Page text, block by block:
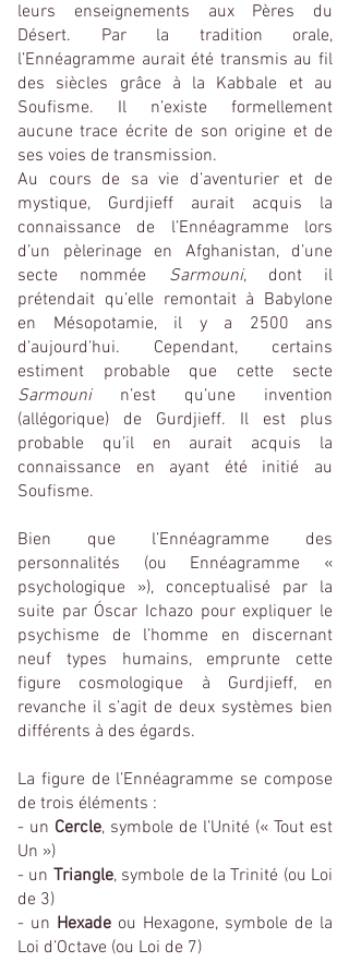
leurs enseignements aux Pères du
Désert. Par la tradition orale,
l’Ennéagramme aurait été transmis au fil
des siècles grâce à la Kabbale et au
Soufisme. Il n’existe formellement
aucune trace écrite de son origine et de
ses voies de transmission.
Au cours de sa vie d’aventurier et de
mystique, Gurdjieff aurait acquis la
connaissance de l’Ennéagramme lors
d’un pèlerinage en Afghanistan, d’une
secte nommée Sarmouni, dont il
prétendait qu’elle remontait à Babylone
en Mésopotamie, il y a 2500 ans
d’aujourd’hui. Cependant, certains
estiment probable que cette secte
Sarmouni n’est qu’une invention
(allégorique) de Gurdjieff. Il est plus
probable qu’il en aurait acquis la
connaissance en ayant été initié au
Soufisme.
Bien que l’Ennéagramme des
personnalités (ou Ennéagramme «
psychologique »), conceptualisé par la
suite par Óscar Ichazo pour expliquer le
psychisme de l’homme en discernant
neuf types humains, emprunte cette
figure cosmologique à Gurdjieff, en
revanche il s’agit de deux systèmes bien
différents à des égards.
La figure de l’Ennéagramme se compose
de trois éléments :
- un Cercle, symbole de l’Unité (« Tout est
Un »)
- un Triangle, symbole de la Trinité (ou Loi
de 3)
- un Hexade ou Hexagone, symbole de la
Loi d’Octave (ou Loi de 7)